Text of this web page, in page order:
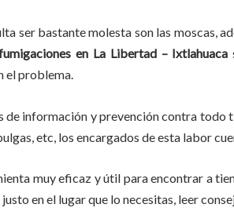
ser bastante molesta son las moscas,
en La Libertad – Ixtlahuaca
el problema.
de información y prevención contra todo
etc, los encargados de esta labor
muy eficaz y útil para encontrar a
en el lugar que lo necesitas, leer